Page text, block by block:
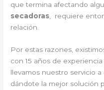
que termina afectando
secadoras , requiere
relación.
Por estas razones,
con 15 años de experiencia
llevamos nuestro servicio
dándote la mejor solución